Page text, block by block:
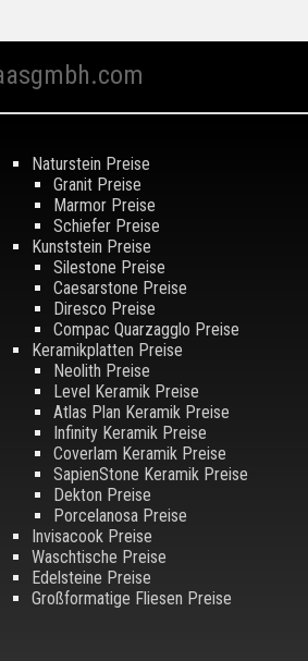
Naturstein Preise
Granit Preise
Marmor Preise
Schiefer Preise
Kunststein Preise
Silestone Preise
Caesarstone Preise
Diresco Preise
Compac Quarzagglo Preise
Keramikplatten Preise
Neolith Preise
Level Keramik Preise
Atlas Plan Keramik Preise
Infinity Keramik Preise
Coverlam Keramik Preise
SapienStone Keramik Preise
Dekton Preise
Porcelanosa Preise
Invisacook Preise
Waschtische Preise
Edelsteine Preise
Großformatige Fliesen Preise